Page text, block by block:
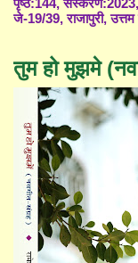
पृष्ठ:144,
जे-19/39, राजापुरी,
तुम हो मुझमे